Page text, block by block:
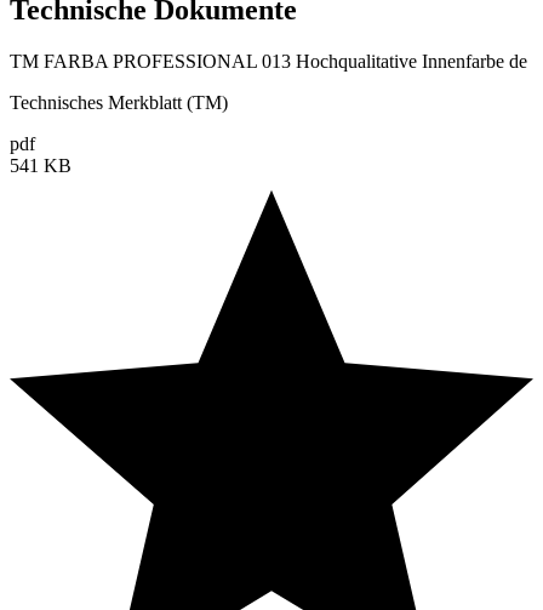
Technische Dokumente
TM FARBA PROFESSIONAL 013 Hochqualitative Innenfarbe de
Technisches Merkblatt (TM)
pdf
541 KB